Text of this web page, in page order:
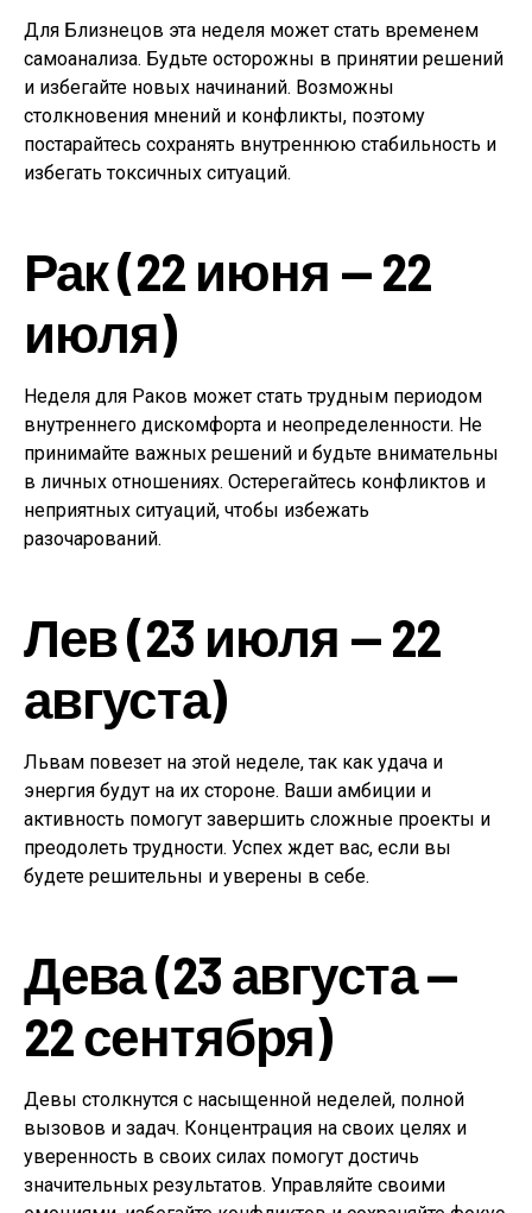
Для Близнецов эта неделя может стать временем
самоанализа. Будьте осторожны в принятии решений
и избегайте новых начинаний. Возможны
столкновения мнений и конфликты, поэтому
постарайтесь сохранять внутреннюю стабильность и
избегать токсичных ситуаций.
Рак (22 июня — 22
июля)
Неделя для Раков может стать трудным периодом
внутреннего дискомфорта и неопределенности. Не
принимайте важных решений и будьте внимательны
в личных отношениях. Остерегайтесь конфликтов и
неприятных ситуаций, чтобы избежать
разочарований.
Лев (23 июля — 22
августа)
Львам повезет на этой неделе, так как удача и
энергия будут на их стороне. Ваши амбиции и
активность помогут завершить сложные проекты и
преодолеть трудности. Успех ждет вас, если вы
будете решительны и уверены в себе.
Дева (23 августа —
22 сентября)
Девы столкнутся с насыщенной неделей, полной
вызовов и задач. Концентрация на своих целях и
уверенность в своих силах помогут достичь
значительных результатов. Управляйте своими